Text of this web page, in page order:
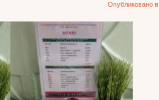
Опубликовано в